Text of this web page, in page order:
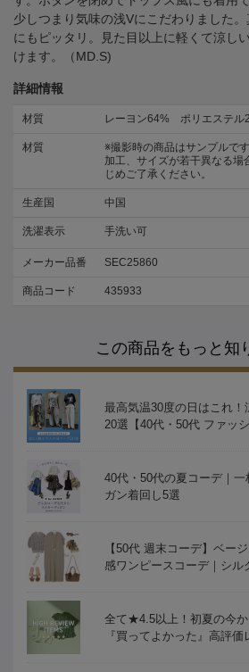
少しつまり気味の浅Vにこだわりました
にもピッタリ。見た目以上に軽くて涼し
けます。（MD.S)
詳細情報
材質 レーヨン64% ポリエステ
材質
※撮影時の商品はサンプルで
加工、サイズが若干異なる場
じめご了承ください。
生産国 中国
洗濯表示 手洗い可
メーカー品番 SEC25860
商品コード 435933
この商品をもっと知
最高気温30度の日はこれ
20選【40代・50代 ファッシ
40代・50代の夏コーデ｜
ガン着回し5選
【50代 週末コーデ】ベー
感ワンピースコーデ｜シル
全て★4.5以上！初夏の今
『買ってよかった』高評